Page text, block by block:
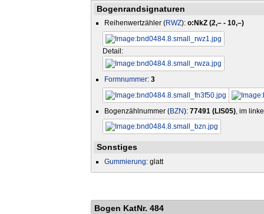
Bogenrandsignaturen
Reihenwertzähler (RWZ): o:NkZ (2,– - 10,–)
Detail:
Formnummer: 3
Bogenzählnummer (BZN): 77491 (LIS05), im
Sonstiges
Gummierung: glatt
Bogen KatNr. 484